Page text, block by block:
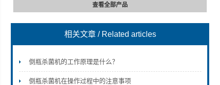
查看全部产品
相关文章 / Related articles
倒瓶杀菌机的工作原理是什么？
倒瓶杀菌机在操作过程中的注意事项